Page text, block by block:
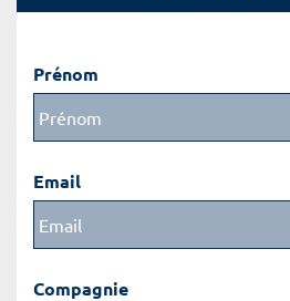
Prénom
Email
Compagnie